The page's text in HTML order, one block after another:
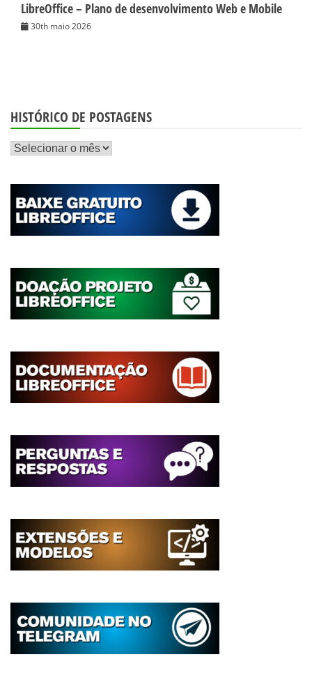
LibreOffice – Plano de desenvolvimento Web e Mobile
30th maio 2026
HISTÓRICO DE POSTAGENS
Histórico
postagens